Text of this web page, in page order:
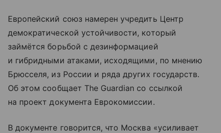
Европейский союз намерен учредить Центр
демократической устойчивости, который
займётся борьбой с дезинформацией
и гибридными атаками, исходящими, по мнению
Брюсселя, из России и ряда других государств.
Об этом сообщает The Guardian со ссылкой
на проект документа Еврокомиссии.
В документе говорится, что Москва «усиливает